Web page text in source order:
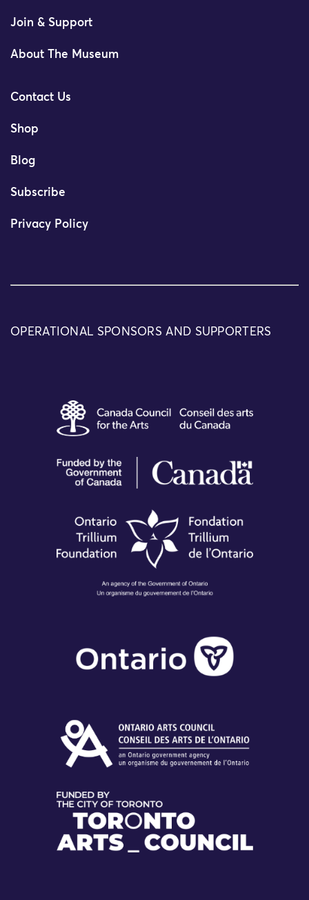
Join & Support
About The Museum
Contact Us
Shop
Blog
Subscribe
Privacy Policy
OPERATIONAL SPONSORS AND SUPPORTERS